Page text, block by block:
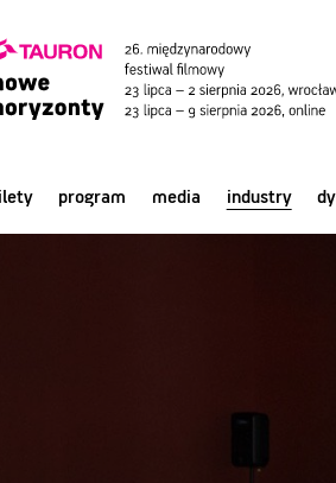
program media industry